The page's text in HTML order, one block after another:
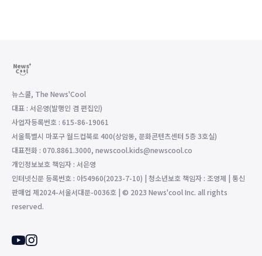
뉴스쿨, The News'Cool
대표 : 서은영(발행인 겸 편집인)
사업자등록번호 : 615-86-19061
서울특별시 마포구 월드컵북로 400(상암동, 문화콘텐츠센터 5층 3호실)
대표전화 : 070.8861.3000, newscool.kids@newscool.co
개인정보보호 책임자 : 서은영
인터넷신문 등록번호 : 아54960(2023-7-10) | 청소년보호 책임자 : 조영제 | 통신
판매업 제2024-서울서대문-0036호 | © 2023 News'cool Inc. all rights
reserved.